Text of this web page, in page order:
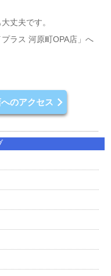
丈夫です。
ラス 河原町OPA店」へ
のアクセス